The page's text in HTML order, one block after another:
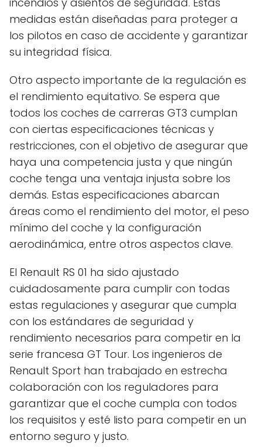
medidas están diseñadas para proteger a
los pilotos en caso de accidente y garantizar
su integridad física.
Otro aspecto importante de la regulación es
el rendimiento equitativo. Se espera que
todos los coches de carreras GT3 cumplan
con ciertas especificaciones técnicas y
restricciones, con el objetivo de asegurar que
haya una competencia justa y que ningún
coche tenga una ventaja injusta sobre los
demás. Estas especificaciones abarcan
áreas como el rendimiento del motor, el peso
mínimo del coche y la configuración
aerodinámica, entre otros aspectos clave.
El Renault RS 01 ha sido ajustado
cuidadosamente para cumplir con todas
estas regulaciones y asegurar que cumpla
con los estándares de seguridad y
rendimiento necesarios para competir en la
serie francesa GT Tour. Los ingenieros de
Renault Sport han trabajado en estrecha
colaboración con los reguladores para
garantizar que el coche cumpla con todos
los requisitos y esté listo para competir en un
entorno seguro y justo.